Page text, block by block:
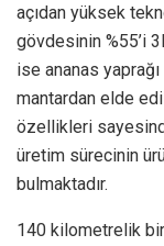
açıdan yüksek
gövdesinin %55’i
ise ananas
mantardan elde
özellikleri
üretim sürecinin
bulmaktadır.
140 kilometrelik